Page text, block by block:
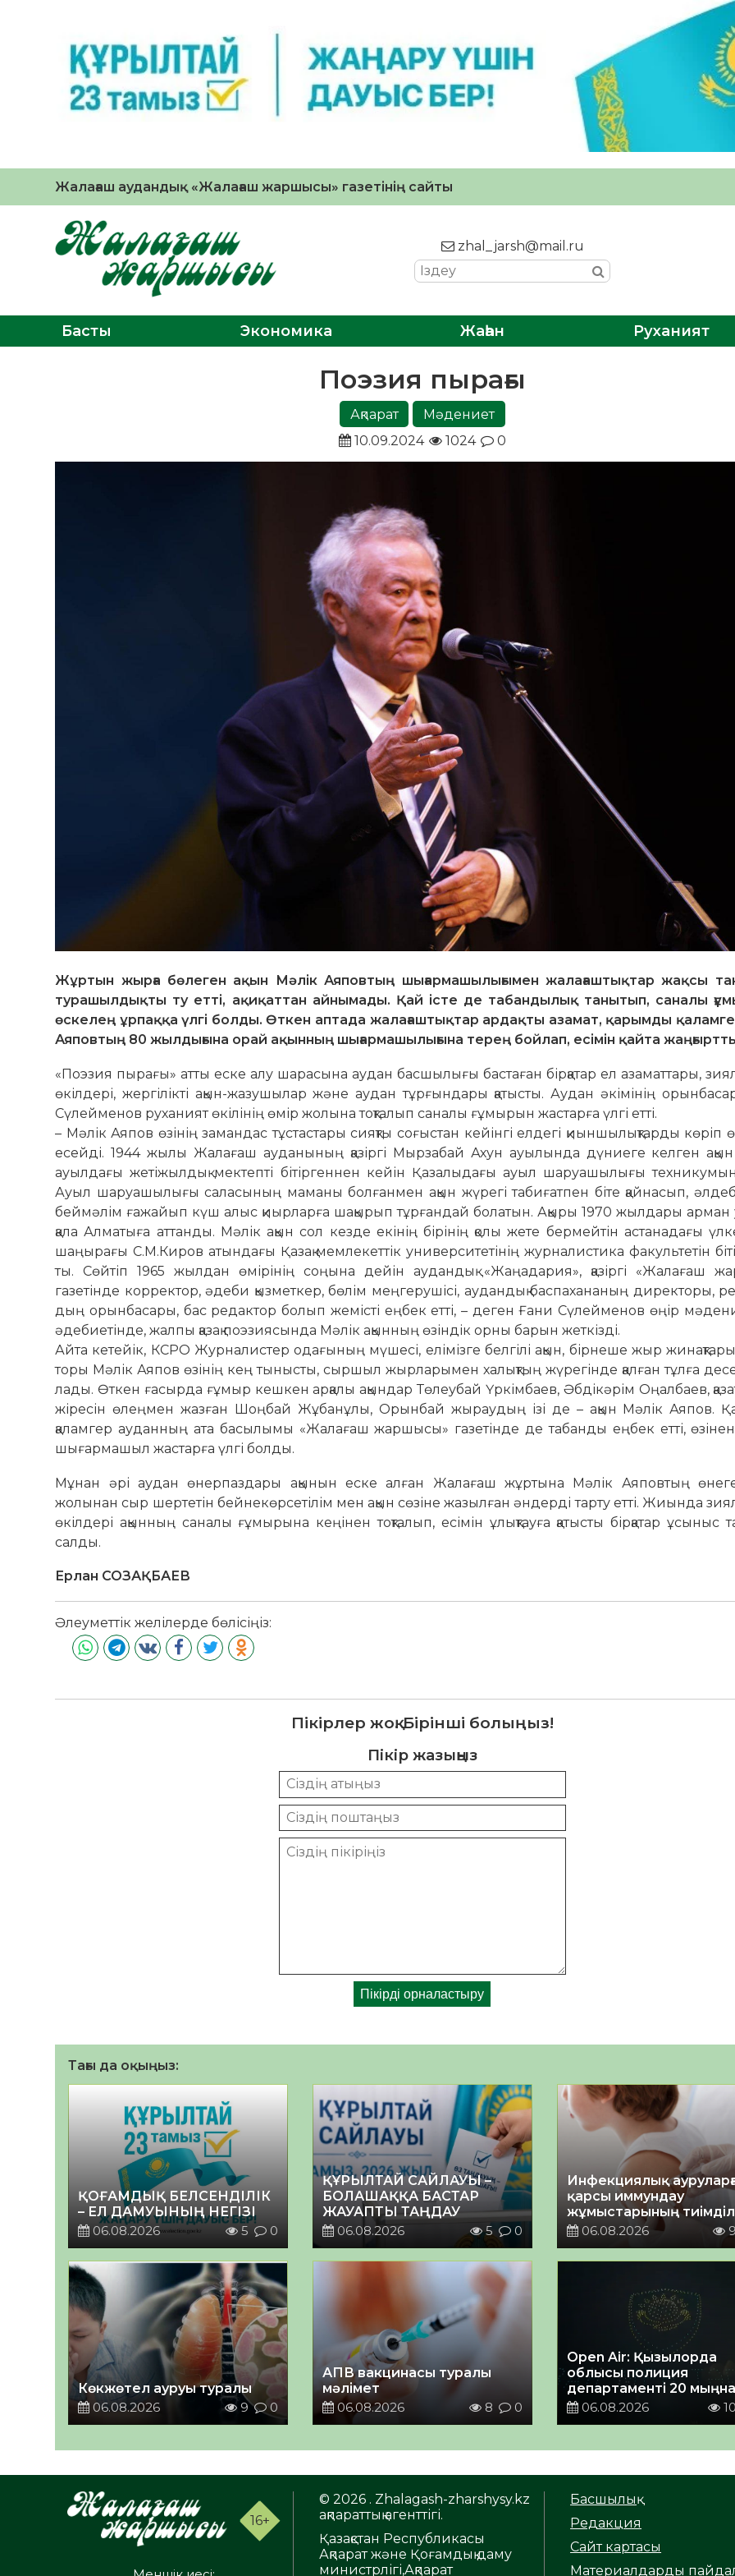
Жалағаш аудандық «Жалағаш жаршысы» газетінің сайты
zhal_jarsh@mail.ru
Басты Экономика Жаһан Руханият
Поэзия пырағы
Ақпарат
Мәдениет
10.09.2024
1024 0
Жұртын жырға бөлеген ақын Мәлік Аяповтың шығармашылығымен жалағаштықтар жақсы
турашылдықты ту етті, ақиқаттан айнымады. Қай істе де табандылық танытып, саналы
өскелең ұрпаққа үлгі болды. Өткен аптада жалағаштықтар ардақты азамат, қарымды
Аяповтың 80 жылдығына орай ақынның шығармашылығына терең бойлап, есімін қайта
«Поэзия пырағы» атты еске алу шарасына аудан басшылығы бас­та­ған бірқатар ел азаматтары,
өкілдері, жергілікті ақын-жа­зу­шылар және аудан тұрғындары қа­тыс­ты. Аудан әкімінің
Сүлейменов руханият өкілінің өмір жолына тоқталып саналы ғұмы­рын жастарға үлгі етті.
– Мәлік Аяпов өзінің замандас тұс­тастары сияқты соғыстан кейінгі елдегі қиыншылықтарды көріп
есейді. 1944 жылы Жалағаш ау­данының қазіргі Мырзабай Ахун ауы­лында дүниеге келген
ауылдағы жетіжылдық мек­тепті бітіргеннен кейін Қазалыдағы ауыл шаруашылығы техникумын
Ауыл шаруашылығы саласының ма­маны болғанмен ақын жү­регі таби­ғатпен біте қайнасып,
беймәлім ғажайып күш алыс қиырларға шақырып тұр­ған­дай болатын. Ақыры 1970 жыл­дары арман
қала Алма­тыға аттанды. Мәлік ақын сол кезде екінің бірінің қолы жете бер­мейтін астанадағы
шаңырағы С.М.Киров атындағы Қа­зақ мемлекеттік университетінің жур­налистика факультетін
ты. Сөйтіп 1965 жылдан өмі­рі­нің соңына дейін аудандық «Жаңа­дария», қазіргі «Жалағаш
газетінде корректор, әдеби қыз­мет­кер, бөлім меңгерушісі, аудан­дық бас­пахананың директоры,
дың орынбасары, бас редактор бо­лып жемісті еңбек етті, – деген Ғани Сүлейменов өңір
әде­биетінде, жалпы қазақ поэ­зия­сын­да Мәлік ақынның өзіндік орны барын жеткізді.
Айта кетейік, КСРО Журналистер одағының мүшесі, елімізге белгілі ақын, бірнеше жыр
торы Мәлік Аяпов өзінің кең тынысты, сыршыл жырларымен халықтың жү­ре­гінде қалған тұлға
лады. Өткен ғасырда ғұмыр кешкен арқалы ақындар Төлеубай Үркімбаев, Әбдікәрім Оңалбаев,
жі­ресін өлеңмен жазған Шоңбай Жұбанұлы, Орынбай жыраудың ізі де – ақын Мәлік Аяпов.
қаламгер ауданның ата басылымы «Жалағаш жаршысы» газетінде де табанды еңбек етті, өзінен
шығармашыл жастарға үлгі болды.
Мұнан әрі аудан өнерпаздары ақынын еске алған Жалағаш жұртына Мәлік Аяповтың
жолынан сыр шертетін бейнекөрсетілім мен ақын сөзіне жазылған әндерді тарту етті. Жиында
өкілдері ақынның саналы ғұмырына кеңінен тоқталып, есімін ұлықтауға қатысты бірқатар ұсыныс
салды.
Ерлан СОЗАҚБАЕВ
Әлеуметтік желілерде бөлісіңіз:
Пікірлер жоқ. Бірінші болыңыз!
Пікір жазыңыз
Тағы да оқыңыз:
ҚОҒАМДЫҚ БЕЛСЕНДІЛІК
– ЕЛ ДАМУЫНЫҢ НЕГІЗІ
06.08.2026
5 0
ҚҰРЫЛТАЙ САЙЛАУЫ –
БОЛАШАҚҚА БАСТАР
ЖАУАПТЫ ТАҢДАУ
06.08.2026
5 0
Инфекциялық
қарсы иммундау
жұмыстарының
06.08.2026
9
Көкжөтел ауруы туралы
06.08.2026
9 0
АПВ вакцинасы туралы
мәлімет
06.08.2026
8 0
Open Air: Қызылорда
облысы полиция
департаменті 20
астам көрерменнің
06.08.2026 10
16+
© 2026 . Zhalagash-zharshysy.kz
ақпараттық агенттігі.
Қазақстан Республикасы
Ақпарат және Қоғамдық даму
министрлігі,Ақпарат
Басшылық
Редакция
Сайт картасы
Материалдарды